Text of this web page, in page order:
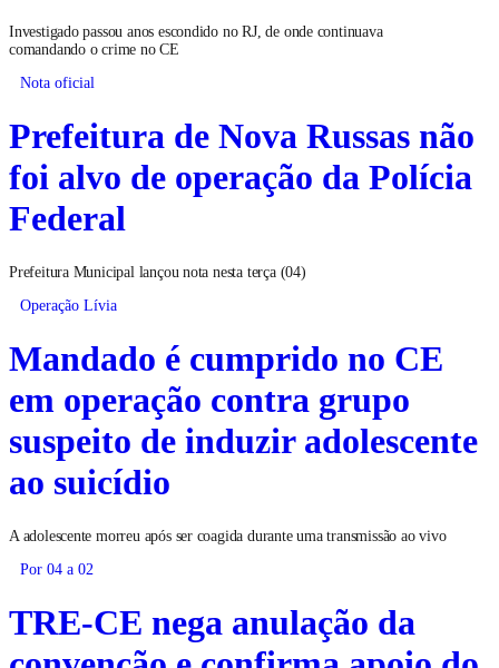
Investigado passou anos escondido no RJ, de onde continuava
comandando o crime no CE
Nota oficial
Prefeitura de Nova Russas não
foi alvo de operação da Polícia
Federal
Prefeitura Municipal lançou nota nesta terça (04)
Operação Lívia
Mandado é cumprido no CE
em operação contra grupo
suspeito de induzir adolescente
ao suicídio
A adolescente morreu após ser coagida durante uma transmissão ao vivo
Por 04 a 02
TRE-CE nega anulação da